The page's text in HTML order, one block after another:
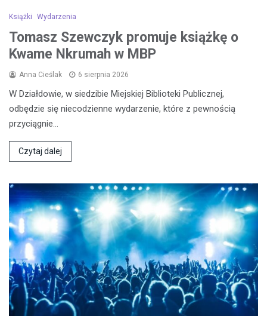
Książki Wydarzenia
Tomasz Szewczyk promuje książkę o
Kwame Nkrumah w MBP
Anna Cieślak 6 sierpnia 2026
W Działdowie, w siedzibie Miejskiej Biblioteki Publicznej,
odbędzie się niecodzienne wydarzenie, które z pewnością
przyciągnie…
Czytaj dalej